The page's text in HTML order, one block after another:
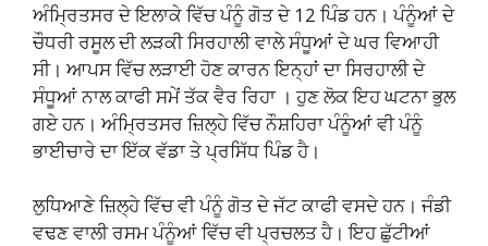
ਅੰਮ੍ਰਿਤਸਰ ਦੇ ਇਲਾਕੇ ਵਿੱਚ ਪੰਨੂੰ ਗੋਤ ਦੇ 12 ਪਿੰਡ ਹਨ। ਪੰਨੂੰਆਂ ਦੇ
ਚੌਧਰੀ ਰਸੂਲ ਦੀ ਲੜਕੀ ਸਿਰਹਾਲੀ ਵਾਲੇ ਸੰਧੂਆਂ ਦੇ ਘਰ ਵਿਆਹੀ
ਸੀ। ਆਪਸ ਵਿੱਚ ਲੜਾਈ ਹੋਣ ਕਾਰਨ ਇਨ੍ਹਾਂ ਦਾ ਸਿਰਹਾਲੀ ਦੇ
ਸੰਧੂਆਂ ਨਾਲ ਕਾਫੀ ਸਮੇਂ ਤੱਕ ਵੈਰ ਰਿਹਾ । ਹੁਣ ਲੋਕ ਇਹ ਘਟਨਾ ਭੁਲ
ਗਏ ਹਨ। ਅੰਮ੍ਰਿਤਸਰ ਜ਼ਿਲ੍ਹੇ ਵਿੱਚ ਨੌਸ਼ਹਿਰਾ ਪੰਨੂੰਆਂ ਵੀ ਪੰਨੂੰ
ਭਾਈਚਾਰੇ ਦਾ ਇੱਕ ਵੱਡਾ ਤੇ ਪ੍ਰਸਿੱਧ ਪਿੰਡ ਹੈ।
ਲੁਧਿਆਣੇ ਜ਼ਿਲ੍ਹੇ ਵਿੱਚ ਵੀ ਪੰਨੂੰ ਗੋਤ ਦੇ ਜੱਟ ਕਾਫੀ ਵਸਦੇ ਹਨ। ਜੰਡੀ
ਵਢਣ ਵਾਲੀ ਰਸਮ ਪੰਨੂੰਆਂ ਵਿੱਚ ਵੀ ਪ੍ਰਚਲਤ ਹੈ। ਇਹ ਛੁੱਟੀਆਂ